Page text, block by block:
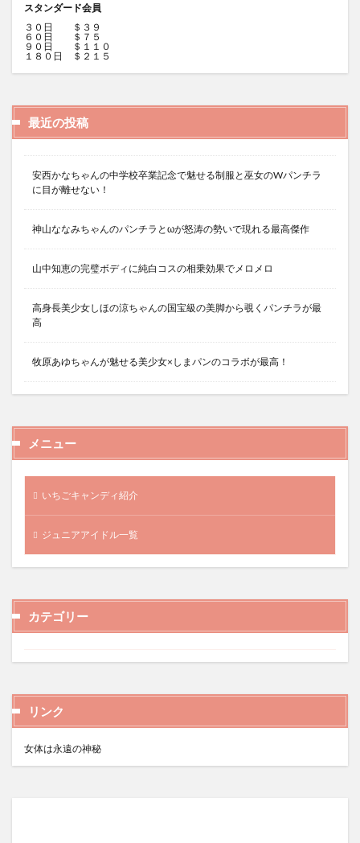
スタンダード会員
３０日 ＄３９
６０日 ＄７５
９０日 ＄１１０
１８０日 ＄２１５
最近の投稿
安西かなちゃんの中学校卒業記念で魅せる制服と巫女のWパンチラ
に目が離せない！
神山ななみちゃんのパンチラとωが怒涛の勢いで現れる最高傑作
山中知恵の完璧ボディに純白コスの相乗効果でメロメロ
高身長美少女しほの涼ちゃんの国宝級の美脚から覗くパンチラが最
高
牧原あゆちゃんが魅せる美少女×しまパンのコラボが最高！
メニュー
いちごキャンディ紹介
ジュニアアイドル一覧
カテゴリー
リンク
女体は永遠の神秘